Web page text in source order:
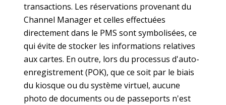
transactions. Les réservations provenant du
Channel Manager et celles effectuées
directement dans le PMS sont symbolisées, ce
qui évite de stocker les informations relatives
aux cartes. En outre, lors du processus d'auto-
enregistrement (POK), que ce soit par le biais
du kiosque ou du système virtuel, aucune
photo de documents ou de passeports n'est